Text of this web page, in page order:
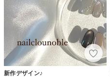
新作デザイン♪